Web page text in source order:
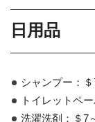
日用品
シャンプー：
トイレットペ
洗濯洗剤：＄7